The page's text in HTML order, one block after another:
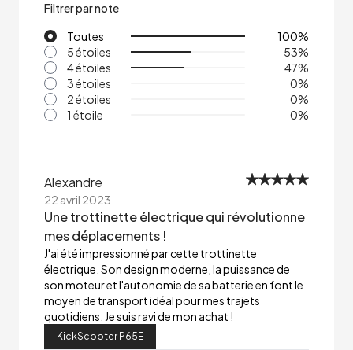
Filtrer par note
Toutes
100%
5 étoiles
53%
4 étoiles
47%
3 étoiles
0%
2 étoiles
0%
1 étoile
0%
Alexandre
22 avril 2023
Une trottinette électrique qui révolutionne
mes déplacements !
J'ai été impressionné par cette trottinette
électrique. Son design moderne, la puissance de
son moteur et l'autonomie de sa batterie en font le
moyen de transport idéal pour mes trajets
quotidiens. Je suis ravi de mon achat !
KickScooter P65E